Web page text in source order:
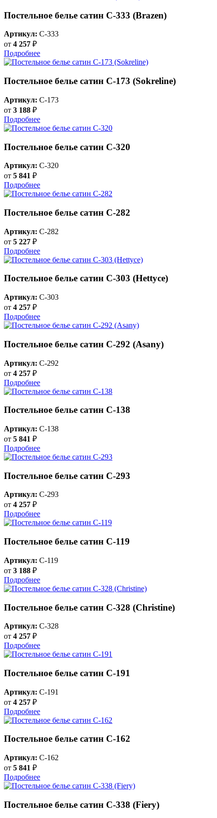
Постельное белье сатин С-333 (Brazen)
Артикул: C-333
от 4 257 ₽
Подробнее
Постельное белье сатин С-173 (Sokreline)
Артикул: C-173
от 3 188 ₽
Подробнее
Постельное белье сатин С-320
Артикул: C-320
от 5 841 ₽
Подробнее
Постельное белье сатин С-282
Артикул: C-282
от 5 227 ₽
Подробнее
Постельное белье сатин С-303 (Hettyce)
Артикул: C-303
от 4 257 ₽
Подробнее
Постельное белье сатин С-292 (Asany)
Артикул: C-292
от 4 257 ₽
Подробнее
Постельное белье сатин С-138
Артикул: C-138
от 5 841 ₽
Подробнее
Постельное белье сатин С-293
Артикул: C-293
от 4 257 ₽
Подробнее
Постельное белье сатин С-119
Артикул: C-119
от 3 188 ₽
Подробнее
Постельное белье сатин С-328 (Christine)
Артикул: C-328
от 4 257 ₽
Подробнее
Постельное белье сатин С-191
Артикул: C-191
от 4 257 ₽
Подробнее
Постельное белье сатин С-162
Артикул: C-162
от 5 841 ₽
Подробнее
Постельное белье сатин С-338 (Fiery)